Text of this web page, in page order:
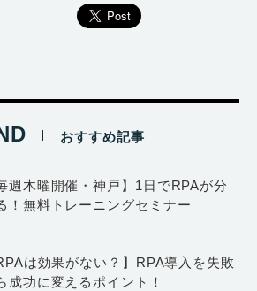
おすすめ記事
週木曜開催・神戸】1日でRPAが分
！無料トレーニングセミナー
は効果がない？】RPA導入を失敗
成功に変えるポイント！